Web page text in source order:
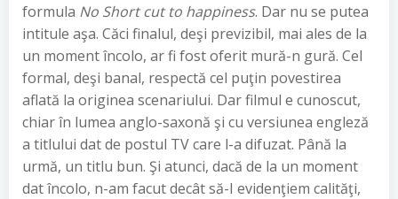
formula No Short cut to happiness. Dar nu se putea
intitule aşa. Căci finalul, deşi previzibil, mai ales de la
un moment încolo, ar fi fost oferit mură-n gură. Cel
formal, deşi banal, respectă cel puţin povestirea
aflată la originea scenariului. Dar filmul e cunoscut,
chiar în lumea anglo-saxonă şi cu versiunea engleză
a titlului dat de postul TV care l-a difuzat. Până la
urmă, un titlu bun. Şi atunci, dacă de la un moment
dat încolo, n-am facut decât să-I evidenţiem calităţi,